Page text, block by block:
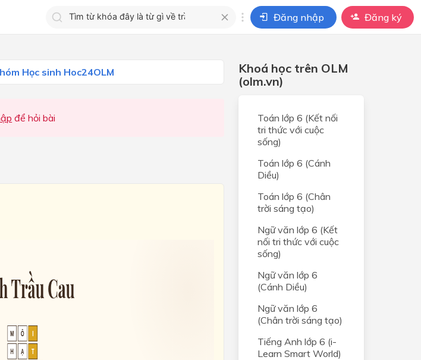
Tìm kiếm câu trả lời cho câu hỏi của
Đăng nhập Đăng ký
BÀI HỌC
Học sinh Hoc24OLM
để hỏi bài
Khoá học trên OLM
(olm.vn)
Toán lớp 6 (Kết nối
tri thức với cuộc
sống)
Toán lớp 6 (Cánh
Diều)
Toán lớp 6 (Chân
trời sáng tạo)
Ngữ văn lớp 6 (Kết
nối tri thức với cuộc
sống)
Ngữ văn lớp 6
(Cánh Diều)
Ngữ văn lớp 6
(Chân trời sáng tạo)
Tiếng Anh lớp 6 (i-
Learn Smart World)